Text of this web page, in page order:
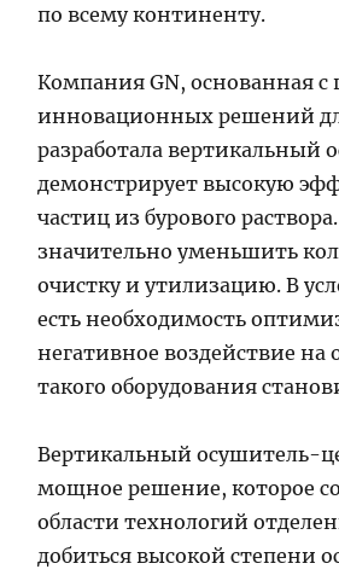
по всему континенту.
Компания GN, основанная с
инновационных решений
разработала вертикальный
демонстрирует высокую
частиц из бурового
значительно уменьшить
очистку и утилизацию. В
есть необходимость
негативное воздействие
такого оборудования
Вертикальный осушитель-
мощное решение, которое
области технологий
добиться высокой степени